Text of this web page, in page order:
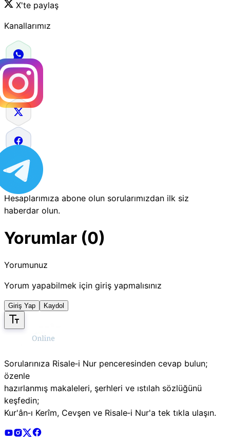
X'te paylaş
Kanallarımız
Hesaplarımıza abone olun sorularımızdan ilk siz
haberdar olun.
Yorumlar (0)
Yorumunuz
Yorum yapabilmek için giriş yapmalısınız
Giriş Yap Kaydol
Sorularınıza Risale‑i Nur penceresinden cevap bulun;
özenle
hazırlanmış makaleleri, şerhleri ve ıstılah sözlüğünü
keşfedin;
Kur'ân‑ı Kerîm, Cevşen ve Risale‑i Nur'a tek tıkla ulaşın.
Risale Online Youtube Hesabı
Risale Online Instagram Hesabı
Risale Online X Hesabı